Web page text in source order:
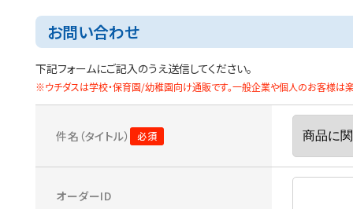
お問い合わせ
下記フォームにご記入のうえ送信してください。
※ウチダスは学校・保育園/幼稚園向け通販です。一般企業や個人のお客様は
件名（タイトル）
オーダーID